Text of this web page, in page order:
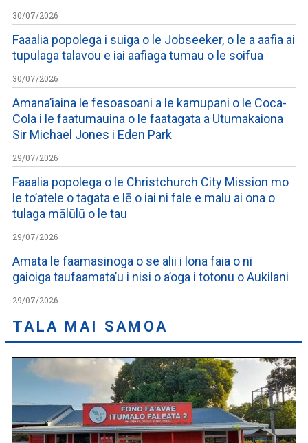
30/07/2026
Faaalia popolega i suiga o le Jobseeker, o le a aafia ai
tupulaga talavou e iai aafiaga tumau o le soifua
30/07/2026
Amana’iaina le fesoasoani a le kamupani o le Coca-
Cola i le faatumauina o le faatagata a Utumakaiona
Sir Michael Jones i Eden Park
29/07/2026
Faaalia popolega o le Christchurch City Mission mo
le to’atele o tagata e lē o iai ni fale e malu ai ona o
tulaga mālūlū o le tau
29/07/2026
Amata le faamasinoga o se alii i lona faia o ni
gaioiga taufaamata’u i nisi o a’oga i totonu o Aukilani
29/07/2026
TALA MAI SAMOA